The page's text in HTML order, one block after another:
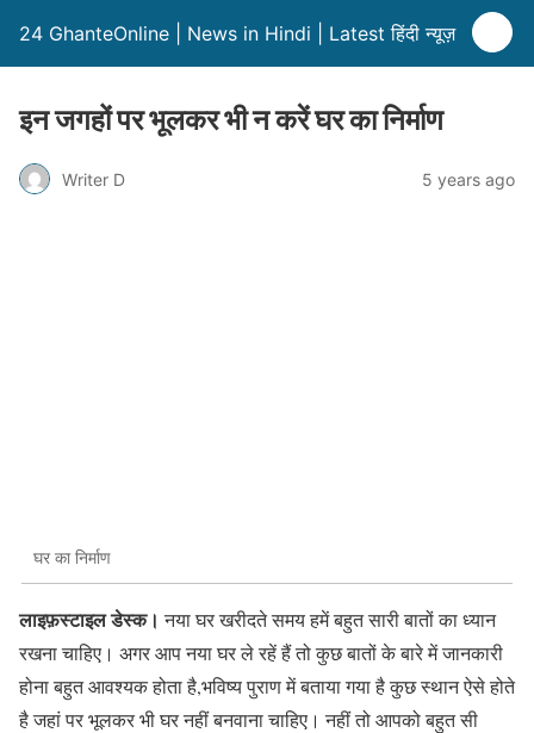
24 GhanteOnline | News in Hindi | Latest हिंदी न्यूज़
इन जगहों पर भूलकर भी न करें घर का निर्माण
Writer D 5 years ago
घर का निर्माण
लाइफ़स्टाइल डेस्क। नया घर खरीदते समय हमें बहुत सारी बातों का ध्यान
रखना चाहिए। अगर आप नया घर ले रहें हैं तो कुछ बातों के बारे में जानकारी
होना बहुत आवश्यक होता है,भविष्य पुराण में बताया गया है कुछ स्थान ऐसे होते
है जहां पर भूलकर भी घर नहीं बनवाना चाहिए। नहीं तो आपको बहुत सी